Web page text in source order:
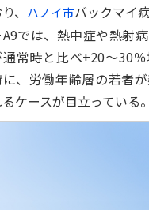
、 ハノイ市バックマイ
A9では、熱中症や熱射
常時と比べ+20～30％
に、労働年齢層の若者
ケースが目立っている。